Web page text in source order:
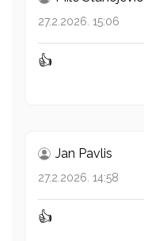
27.2.2026. 15:06
👍
Jan Pavlis
27.2.2026. 14:58
👍